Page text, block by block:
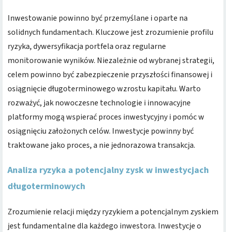
Inwestowanie powinno być przemyślane i oparte na
solidnych fundamentach. Kluczowe jest zrozumienie profilu
ryzyka, dywersyfikacja portfela oraz regularne
monitorowanie wyników. Niezależnie od wybranej strategii,
celem powinno być zabezpieczenie przyszłości finansowej i
osiągnięcie długoterminowego wzrostu kapitału. Warto
rozważyć, jak nowoczesne technologie i innowacyjne
platformy mogą wspierać proces inwestycyjny i pomóc w
osiągnięciu założonych celów. Inwestycje powinny być
traktowane jako proces, a nie jednorazowa transakcja.
Analiza ryzyka a potencjalny zysk w inwestycjach
długoterminowych
Zrozumienie relacji między ryzykiem a potencjalnym zyskiem
jest fundamentalne dla każdego inwestora. Inwestycje o